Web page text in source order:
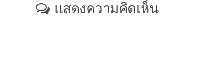
แสดงความคิดเห็น